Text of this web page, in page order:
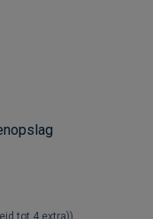
tot 4 extra)